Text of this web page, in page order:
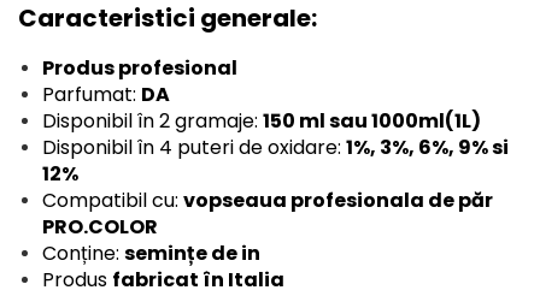
Caracteristici generale:
Produs profesional
Parfumat: DA
Disponibil în 2 gramaje: 150 ml sau 1000ml(1L)
Disponibil în 4 puteri de oxidare: 1%, 3%, 6%, 9% si
12%
Compatibil cu: vopseaua profesionala de păr
PRO.COLOR
Conține: semințe de in
Produs fabricat în Italia